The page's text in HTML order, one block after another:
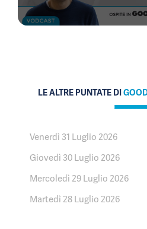
LE ALTRE PUNTATE DI
Venerdì 31 Luglio 2026
Giovedì 30 Luglio 2026
Mercoledì 29 Luglio 2026
Martedì 28 Luglio 2026